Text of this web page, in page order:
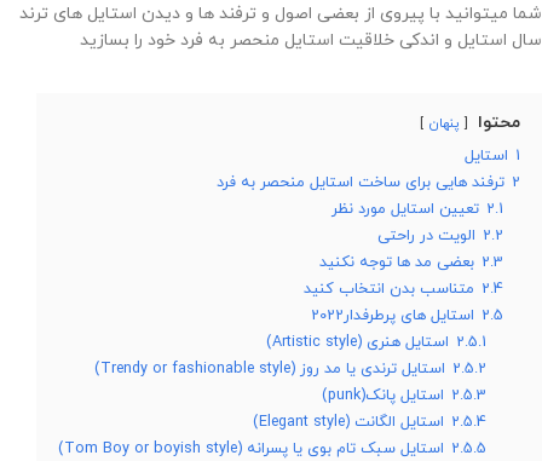
شما میتوانید با پیروی از بعضی اصول و ترفند ها و دیدن استایل های ترند
سال استایل و اندکی خلاقیت استایل منحصر به فرد خود را بسازید
محتوا پنهان
1 استایل
2 ترفند هایی برای ساخت استایل منحصر به فرد
2.1 تعیین استایل مورد نظر
2.2 الویت در راحتی
2.3 بعضی مد ها توجه نکنید
2.4 متناسب بدن انتخاب کنید
2.5 استایل های پرطرفدار2022
2.5.1 استایل هنری (Artistic style)
2.5.2 استایل ترندی یا مد روز (Trendy or fashionable style)
2.5.3 استایل پانک(punk)
2.5.4 استایل الگانت (Elegant style)
2.5.5 استایل سبک تام بوی یا پسرانه (Tom Boy or boyish style)